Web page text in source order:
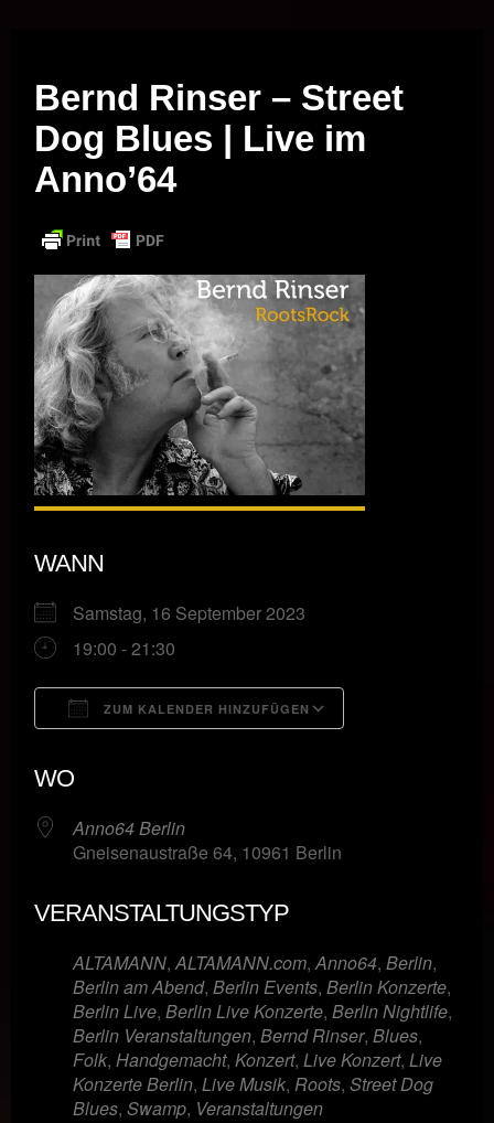
Bernd Rinser – Street
Dog Blues | Live im
Anno’64
WANN
Samstag, 16 September 2023
19:00 - 21:30
ZUM KALENDER HINZUFÜGEN
WO
Anno64 Berlin
Gneisenaustraße 64, 10961 Berlin
VERANSTALTUNGSTYP
ALTAMANN,ALTAMANN.com,Anno64, Berlin,
Berlin am Abend, Berlin Events, Berlin Konzerte,
Berlin Live, Berlin Live Konzerte, Berlin Nightlife,
Berlin Veranstaltungen, Bernd Rinser, Blues,
Folk, Handgemacht, Konzert, Live Konzert, Live
Konzerte Berlin, Live Musik, Roots, Street Dog
Blues, Swamp, Veranstaltungen